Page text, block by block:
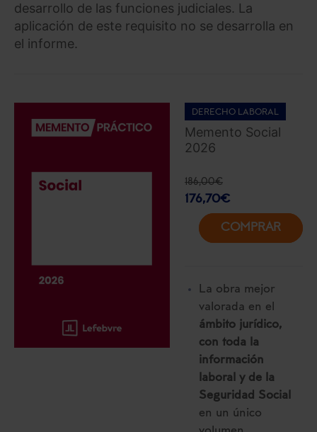
desarrollo de las funciones judiciales. La
aplicación de este requisito no se desarrolla en
el informe.
DERECHO LABORAL
Memento Social
2026
186,00€
176,70€
COMPRAR
La obra mejor
valorada en el
ámbito jurídico,
con toda la
información
laboral y de la
Seguridad Social
en un único